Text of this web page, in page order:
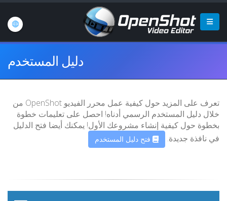
دليل المستخدم
تعرف على المزيد حول كيفية عمل محرر الفيديو OpenShot من
خلال دليل المستخدم الرسمي أدناه! احصل على تعليمات خطوة
بخطوة حول كيفية إنشاء مشروعك الأول! يمكنك أيضا فتح الدليل
في نافذة جديدة.
فتح دليل المستخدم